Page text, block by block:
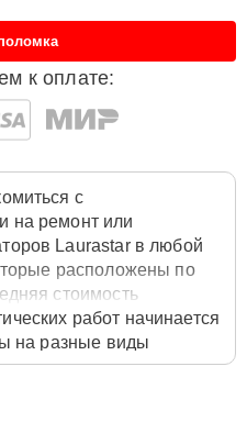
к оплате:
с
на ремонт или
Laurastar в любой
расположены по
стоимость
работ начинается
на разные виды
Полную